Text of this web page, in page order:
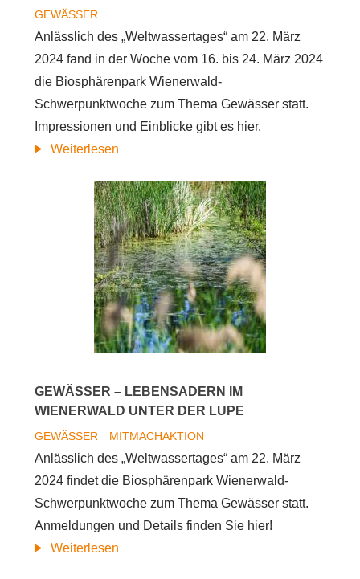
GEWÄSSER
Anlässlich des „Weltwassertages“ am 22. März
2024 fand in der Woche vom 16. bis 24. März 2024
die Biosphärenpark Wienerwald-
Schwerpunktwoche zum Thema Gewässer statt.
Impressionen und Einblicke gibt es hier.
Weiterlesen
die
Schwerpunktwoche
„Gewässer
im
Biosphärenpark
Wienerwald“
GEWÄSSER – LEBENSADERN IM
WIENERWALD UNTER DER LUPE
GEWÄSSER MITMACHAKTION
Anlässlich des „Weltwassertages“ am 22. März
2024 findet die Biosphärenpark Wienerwald-
Schwerpunktwoche zum Thema Gewässer statt.
Anmeldungen und Details finden Sie hier!
Weiterlesen